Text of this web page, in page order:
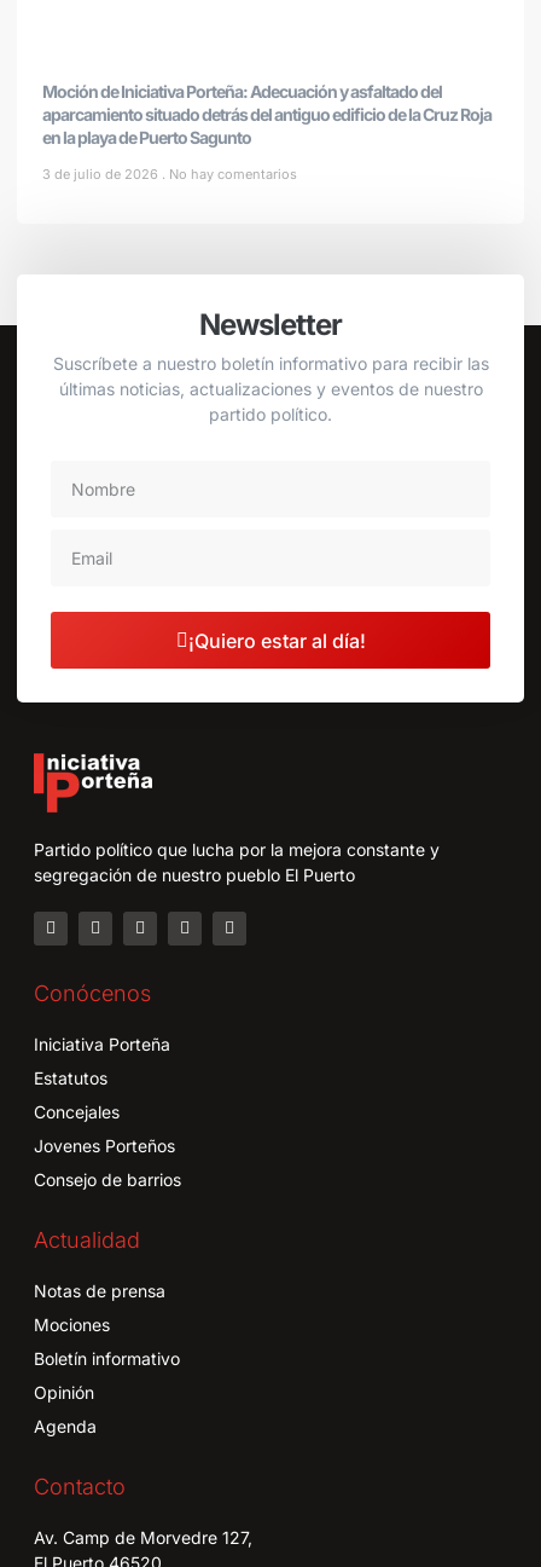
Moción de Iniciativa Porteña: Adecuación y asfaltado del
aparcamiento situado detrás del antiguo edificio de la Cruz Roja
en la playa de Puerto Sagunto
3 de julio de 2026 No hay comentarios
Newsletter
Suscríbete a nuestro boletín informativo para recibir las
últimas noticias, actualizaciones y eventos de nuestro
partido político.
¡Quiero estar al día!
Partido político que lucha por la mejora constante y
segregación de nuestro pueblo El Puerto
Conócenos
Iniciativa Porteña
Estatutos
Concejales
Jovenes Porteños
Consejo de barrios
Actualidad
Notas de prensa
Mociones
Boletín informativo
Opinión
Agenda
Contacto
Av. Camp de Morvedre 127,